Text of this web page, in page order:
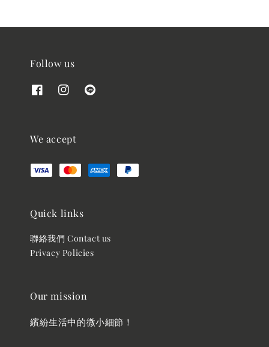
Follow us
We accept
Quick links
聯絡我們 Contact us
Privacy Policies
Our mission
繽紛生活中的微小細節！